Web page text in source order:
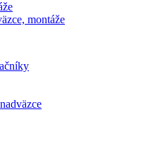
montáže